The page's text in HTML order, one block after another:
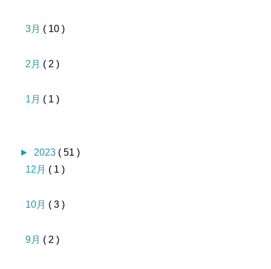
3月 ( 10 )
2月 ( 2 )
1月 ( 1 )
► 2023 ( 51 )
12月 ( 1 )
10月 ( 3 )
9月 ( 2 )